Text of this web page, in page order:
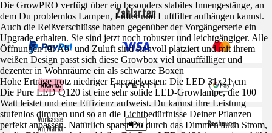
Die GrowPRO verfügt über ein besonders stabiles Innengestänge, an
dem Du problemlos Lampen, Lüfter und Luftfilter aufhängen kannst.
Auch die Reißverschlüsse haben gegenüber der Vorgängerserie ein
Upgrade erhalten. Sie sind jetzt noch robuster und leichtgängiger. Alle
Öffnungen für Ab- und Zuluft sind sinnvoll platziert und mit ihrem
weißen Design passt sich diese Growbox viel unauffälliger und
dezenter in Wohnräume ein als schwarze Boxen
Hohe Erträge trotz niedriger Energiekosten: Die LED 31x21 cm
Die Pure LED Q120 ist eine sehr solide LED-Growlampe, die 100
Watt leistet und eine Effizienz aufweist. Du kannst ihre Leistung
stufenlos dimmen und so an die Lichtbedürfnisse Deiner Pflanzen
perfekt anpassen. Natürlich sparst Du durch das Dimmen auch Strom,
Zahlarten